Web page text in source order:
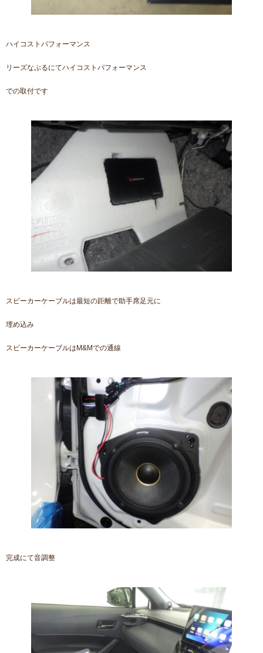
ハイコストパフォーマンス
リーズなぶるにてハイコストパフォーマンス
での取付です
スピーカーケーブルは最短の距離で助手席足元に
埋め込み
スピーカーケーブルはM&Mでの通線
完成にて音調整